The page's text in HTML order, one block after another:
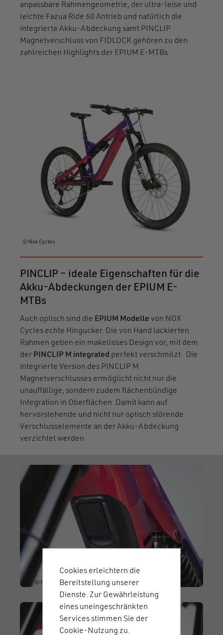
anpassbare Rahmengeometrie, der ultra-leise und
leichte Fazua Ride 60 Antrieb und natürlich die
integrierte Akku-Abdeckung samt PINCLIP
Magnetverschluss von FIDLOCK gehören zu den
zahlreichen Highlights der EPIUM E-MTBs.
PINCLIP – ideale Eigenschaften für die
Akku-Abdeckungen der EPIUM E-
MTBs
Auch optisch sind die EPIUM Modelle von NOX
Cycles echte Hingucker. Die von Hand lackierten
Rahmen geben ein makelloses Design vor, mit dem
der PINCLIP M integrated perfekt verschmilzt. Die
integrierte Version des PINCLIP M
Magnetverschlusses ermöglicht nicht nur die
unauffällige, sondern zudem flächenbündige
Integration in Oberflächen. Damit kann auf
hervorstehende und nicht nur optisch störende
Verschlusselemente an der Akku-Abdeckung
verzichtet werden.
Cookies erleichtern die
Bereitstellung unserer
Dienste. Zur Gewährleistung
eines uneingeschränkten
Services stimmen Sie der
Cookie-Nutzung zu.